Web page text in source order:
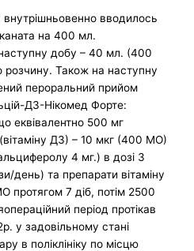
вводилось
на 400 мл.
наступну добу – 40 мл. (400
розчину. Також на наступну
пероральний прийом
Д3-Нікомед Форте:
еквівалентно 500 мг
Д3) – 10 мкг (400 МО)
4 мг.) в дозі 3
день) та препарати вітаміну
7 діб, потім 2500
період протікав
у задовільному стані
в поліклініку по місцю